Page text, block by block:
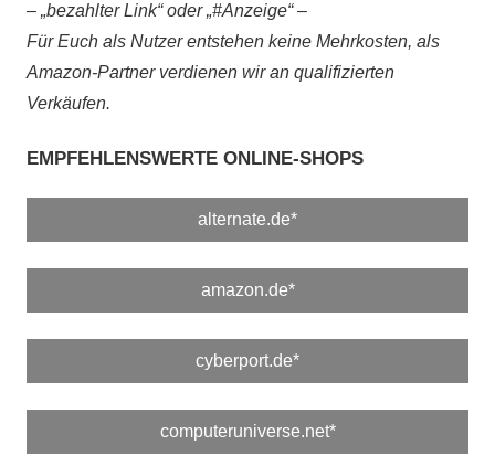
– „bezahlter Link“ oder „#Anzeige“ –
Für Euch als Nutzer entstehen keine Mehrkosten, als
Amazon-Partner verdienen wir an qualifizierten
Verkäufen.
EMPFEHLENSWERTE ONLINE-SHOPS
alternate.de*
amazon.de*
cyberport.de*
computeruniverse.net*